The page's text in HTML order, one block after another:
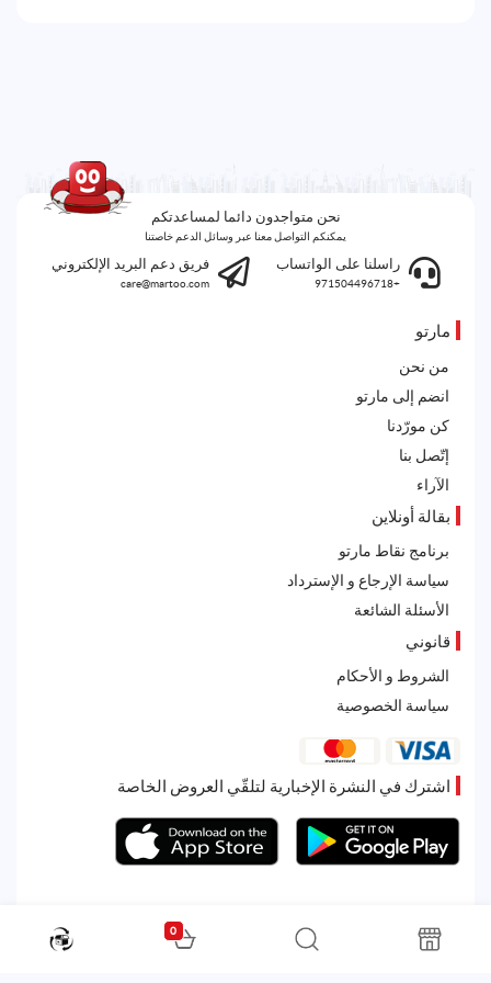
نحن متواجدون دائما لمساعدتكم
يمكنكم التواصل معنا عبر وسائل الدعم خاصتنا
راسلنا على الواتساب
+971504496718
فريق دعم البريد الإلكتروني
care@martoo.com
مارتو
من نحن
انضم إلى مارتو
كن مورّدنا
إتّصل بنا
الآراء
بقالة أونلاين
برنامج نقاط مارتو
سياسة الإرجاع و الإسترداد
الأسئلة الشائعة
قانوني
الشروط و الأحكام
سياسة الخصوصية
اشترك في النشرة الإخبارية لتلقّي العروض الخاصة
All rights reserved. Powered by Martoo © 2026
0